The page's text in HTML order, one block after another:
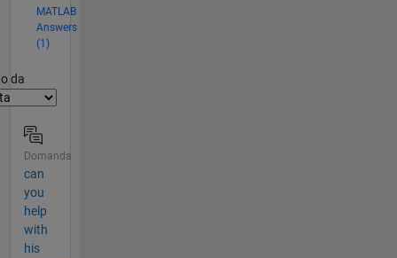
MATLAB
Answers
(1)
da
Domanda
can
you
help
with
his